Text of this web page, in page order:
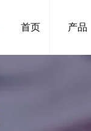
首页 产品